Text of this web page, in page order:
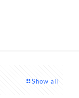
Show all